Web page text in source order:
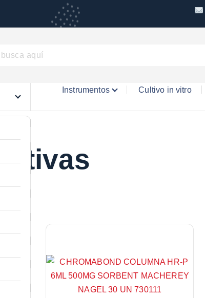
Instrumentos Cultivo in vitro